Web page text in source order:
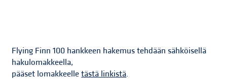
Flying Finn 100 hankkeen hakemus tehdään sähköisellä
hakulomakkeella,
pääset lomakkeelletästä linkistä.